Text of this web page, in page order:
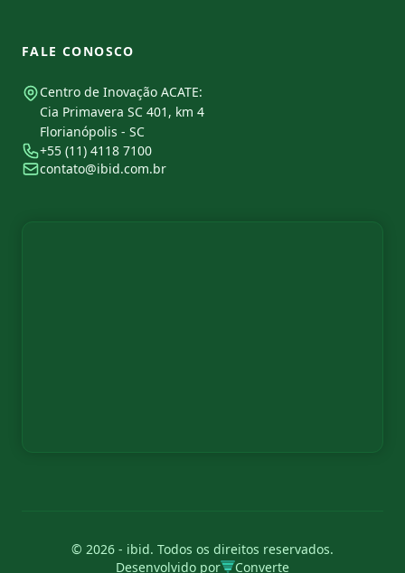
FALE CONOSCO
Centro de Inovação ACATE:
Cia Primavera SC 401, km 4
Florianópolis - SC
+55 (11) 4118 7100
contato@ibid.com.br
© 2026 - ibid. Todos os direitos reservados.
Desenvolvido por
Converte